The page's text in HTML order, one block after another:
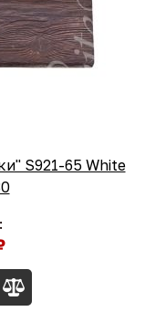
S921-65 White